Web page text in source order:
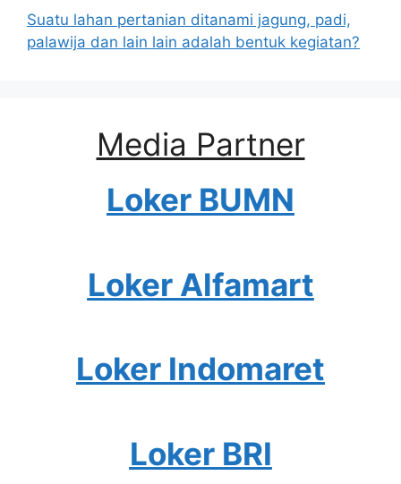
Suatu lahan pertanian ditanami jagung, padi,
palawija dan lain lain adalah bentuk kegiatan?
Media Partner
Loker BUMN
Loker Alfamart
Loker Indomaret
Loker BRI